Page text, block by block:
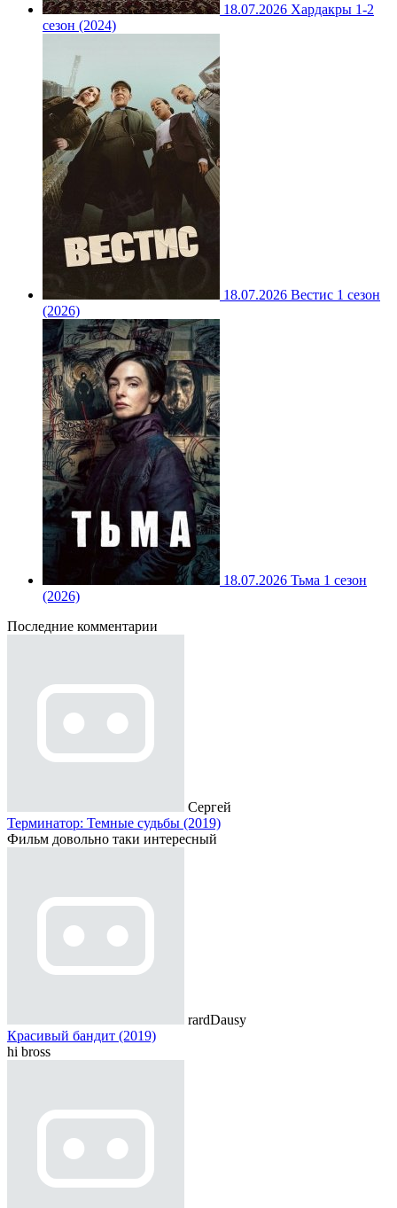
18.07.2026 Хардакры 1-2
сезон (2024)
18.07.2026 Вестис 1 сезон
(2026)
18.07.2026 Тьма 1 сезон
(2026)
Последние комментарии
Сергей
Терминатор: Темные судьбы (2019)
Фильм довольно таки интересный
rardDausy
Красивый бандит (2019)
hi bross